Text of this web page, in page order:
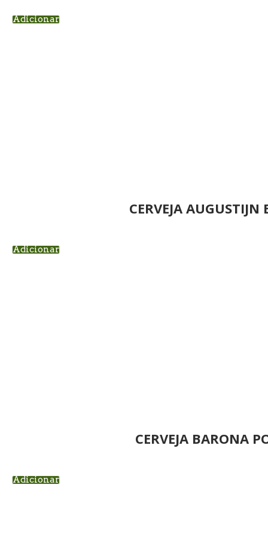
Adicionar
CERVEJA
Adicionar
CERVEJA BARONA
Adicionar